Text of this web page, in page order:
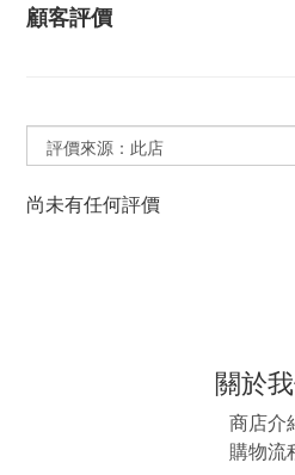
顧客評價
尚未有任何評價
關於
商店介
購物流